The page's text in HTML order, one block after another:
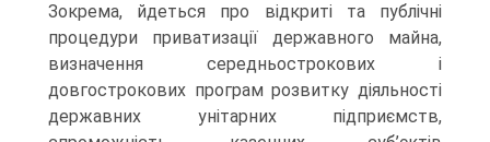
Зокрема, йдеться про відкриті та публічні
процедури приватизації державного майна,
визначення середньострокових і
довгострокових програм розвитку діяльності
державних унітарних підприємств,